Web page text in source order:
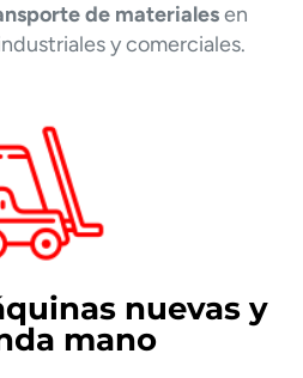
de materialesen
y comerciales.
nuevas y
mano